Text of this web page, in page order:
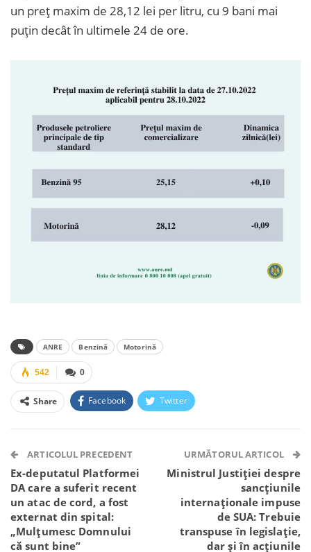
un preț maxim de 28,12 lei per litru, cu 9 bani mai
puțin decât în ultimele 24 de ore.
ANRE Benzină Motorină
0
542
Share Facebook Twitter
Telegram WhatsApp Viber
ARTICOLUL PRECEDENT
Ex-deputatul Platformei
DA care a suferit recent
un atac de cord, a fost
externat din spital:
„Mulțumesc Domnului
că sunt bine”
URMĂTORUL ARTICOL
Ministrul Justiției despre
sancțiunile
internaționale impuse
de SUA: Trebuie
transpuse în legislație,
dar și în acțiunile